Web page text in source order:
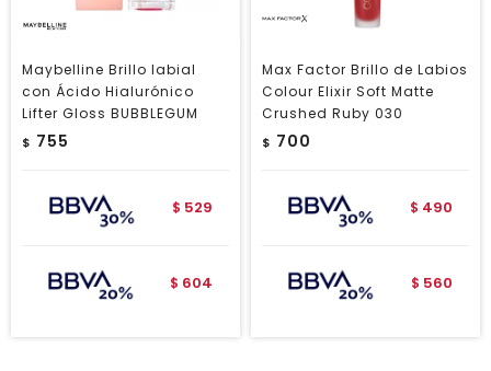
Maybelline Brillo labial
con Ácido Hialurónico
Lifter Gloss BUBBLEGUM
$ 755
$ 529
$ 604
Max Factor Brillo de Labios
Colour Elixir Soft Matte
Crushed Ruby 030
$ 700
$ 490
$ 560